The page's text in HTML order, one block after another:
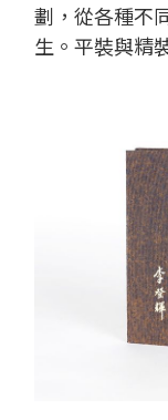
劃，從各種不
生。平裝與精